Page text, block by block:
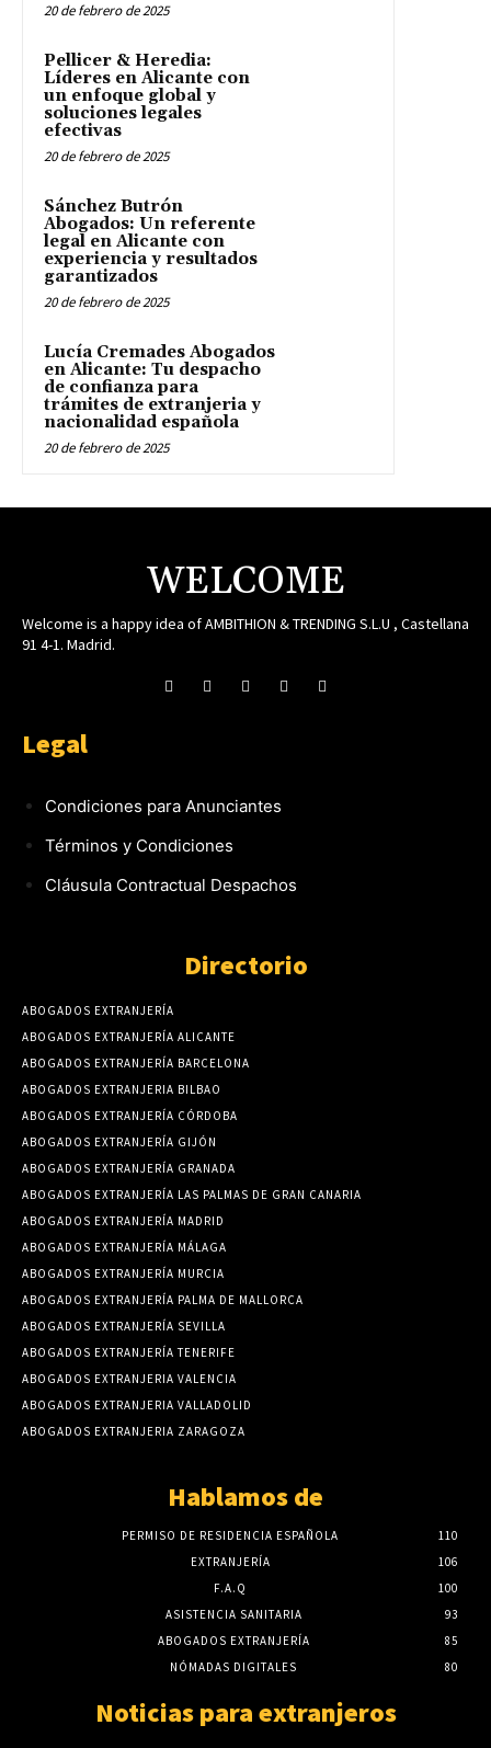
20 de febrero de 2025
Pellicer & Heredia:
Líderes en Alicante con
un enfoque global y
soluciones legales
efectivas
20 de febrero de 2025
Sánchez Butrón
Abogados: Un referente
legal en Alicante con
experiencia y resultados
garantizados
20 de febrero de 2025
Lucía Cremades Abogados
en Alicante: Tu despacho
de confianza para
trámites de extranjeria y
nacionalidad española
20 de febrero de 2025
WELCOME
Welcome is a happy idea of AMBITHION & TRENDING S.L.U , Castellana
91 4-1. Madrid.
Legal
Condiciones para Anunciantes
Términos y Condiciones
Cláusula Contractual Despachos
Directorio
ABOGADOS EXTRANJERÍA
ABOGADOS EXTRANJERÍA ALICANTE
ABOGADOS EXTRANJERÍA BARCELONA
ABOGADOS EXTRANJERIA BILBAO
ABOGADOS EXTRANJERÍA CÓRDOBA
ABOGADOS EXTRANJERÍA GIJÓN
ABOGADOS EXTRANJERÍA GRANADA
ABOGADOS EXTRANJERÍA LAS PALMAS DE GRAN CANARIA
ABOGADOS EXTRANJERÍA MADRID
ABOGADOS EXTRANJERÍA MÁLAGA
ABOGADOS EXTRANJERÍA MURCIA
ABOGADOS EXTRANJERÍA PALMA DE MALLORCA
ABOGADOS EXTRANJERÍA SEVILLA
ABOGADOS EXTRANJERÍA TENERIFE
ABOGADOS EXTRANJERIA VALENCIA
ABOGADOS EXTRANJERIA VALLADOLID
ABOGADOS EXTRANJERIA ZARAGOZA
Hablamos de
PERMISO DE RESIDENCIA ESPAÑOLA
110
EXTRANJERÍA
106
F.A.Q
100
ASISTENCIA SANITARIA
93
ABOGADOS EXTRANJERÍA
85
NÓMADAS DIGITALES
80
Noticias para extranjeros